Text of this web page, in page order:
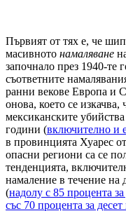
Първият от тях е, че
масивното намаляване
започнало през 1940-те
съответните
ранни векове Европа и
онова, което се
мексиканските
години (включително и
в провинцията Хуарес
опасни региони са се
тенденцията,
намаление в течение на
(надолу с 85 процента
със 70 процента за